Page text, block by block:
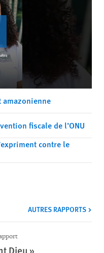
amazonienne
fiscale de l’ONU
contre le
AUTRES RAPPORTS
Dieu »